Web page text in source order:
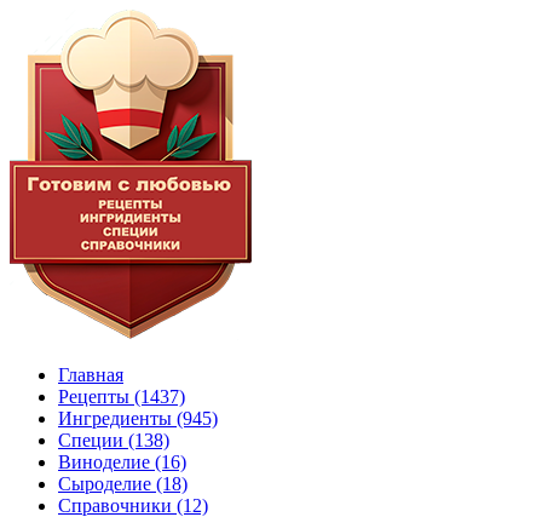
Главная
Рецепты (1437)
Ингредиенты (945)
Специи (138)
Виноделие (16)
Сыроделие (18)
Справочники (12)